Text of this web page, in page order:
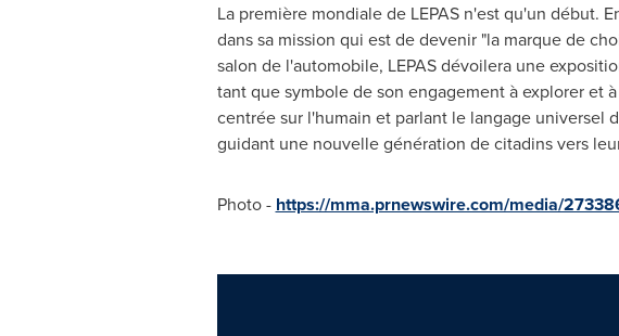
La première mondiale de LEPAS n'est qu'un début.
dans sa mission qui est de devenir "la marque de
salon de l'automobile, LEPAS dévoilera une
tant que symbole de son engagement à explorer et
centrée sur l'humain et parlant le langage universel
guidant une nouvelle génération de citadins vers
Photo - https://mma.prnewswire.com/media/